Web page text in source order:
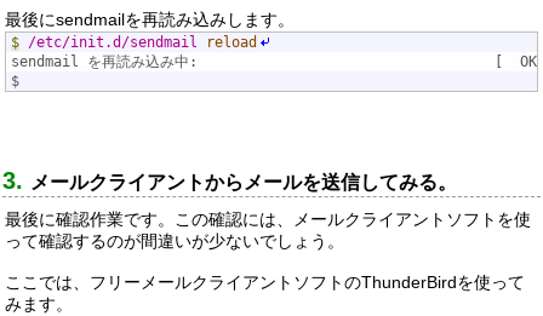
最後にsendmailを再読み込みします。
$ /etc/init.d/sendmail
reload
sendmail を再読み込み中:                                   [
$
メールクライアントからメールを送信してみる。
最後に確認作業です。この確認には、メールクライアントソフトを使
って確認するのが間違いが少ないでしょう。
ここでは、フリーメールクライアントソフトのThunderBirdを使って
みます。